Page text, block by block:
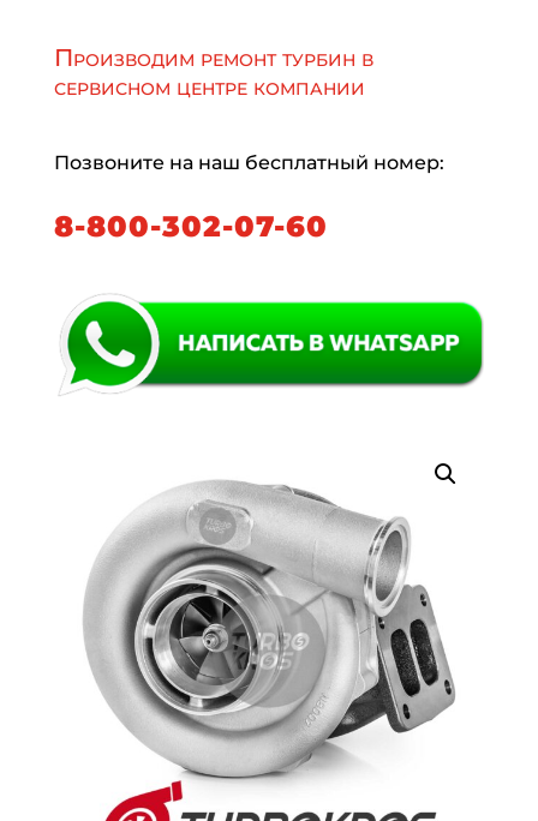
Производим ремонт турбин в
сервисном центре компании
Позвоните на наш бесплатный номер:
8-800-302-07-60